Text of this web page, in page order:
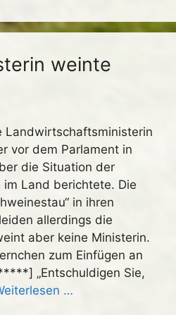
weinte
Landwirtschaftsministerin
vor dem Parlament in
die Situation der
Land berichtete. Die
in ihren
allerdings die
aber keine Ministerin.
zum Einfügen an
„Entschuldigen Sie,
…